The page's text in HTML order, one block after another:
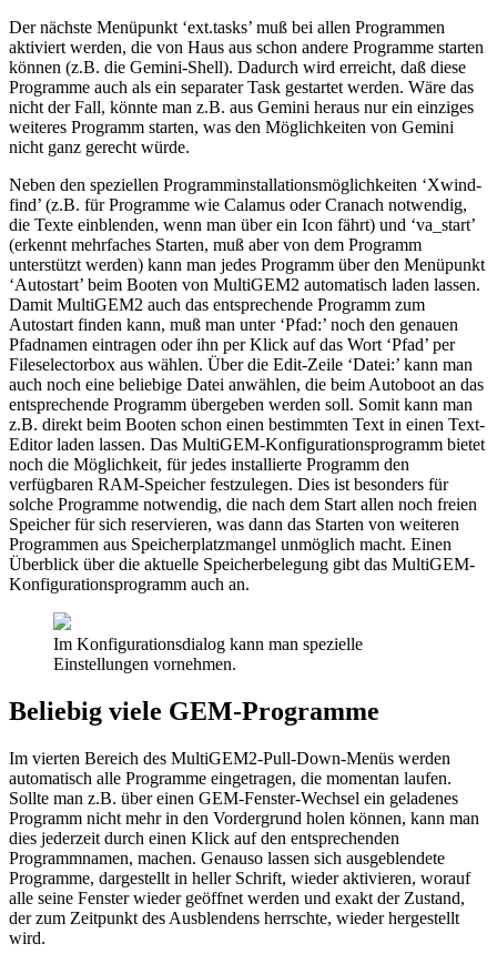
Der nächste Menüpunkt ‘ext.tasks’ muß bei allen Programmen
aktiviert werden, die von Haus aus schon andere Programme starten
können (z.B. die Gemini-Shell). Dadurch wird erreicht, daß diese
Programme auch als ein separater Task gestartet werden. Wäre das
nicht der Fall, könnte man z.B. aus Gemini heraus nur ein einziges
weiteres Programm starten, was den Möglichkeiten von Gemini
nicht ganz gerecht würde.
Neben den speziellen Programminstallationsmöglichkeiten ‘Xwind-
find’ (z.B. für Programme wie Calamus oder Cranach notwendig,
die Texte einblenden, wenn man über ein Icon fährt) und ‘va_start’
(erkennt mehrfaches Starten, muß aber von dem Programm
unterstützt werden) kann man jedes Programm über den Menüpunkt
‘Autostart’ beim Booten von MultiGEM2 automatisch laden lassen.
Damit MultiGEM2 auch das entsprechende Programm zum
Autostart finden kann, muß man unter ‘Pfad:’ noch den genauen
Pfadnamen eintragen oder ihn per Klick auf das Wort ‘Pfad’ per
Fileselectorbox aus wählen. Über die Edit-Zeile ‘Datei:’ kann man
auch noch eine beliebige Datei anwählen, die beim Autoboot an das
entsprechende Programm übergeben werden soll. Somit kann man
z.B. direkt beim Booten schon einen bestimmten Text in einen Text-
Editor laden lassen. Das MultiGEM-Konfigurationsprogramm bietet
noch die Möglichkeit, für jedes installierte Programm den
verfügbaren RAM-Speicher festzulegen. Dies ist besonders für
solche Programme notwendig, die nach dem Start allen noch freien
Speicher für sich reservieren, was dann das Starten von weiteren
Programmen aus Speicherplatzmangel unmöglich macht. Einen
Überblick über die aktuelle Speicherbelegung gibt das MultiGEM-
Konfigurationsprogramm auch an.
Im Konfigurationsdialog kann man spezielle
Einstellungen vornehmen.
Beliebig viele GEM-Programme
Im vierten Bereich des MultiGEM2-Pull-Down-Menüs werden
automatisch alle Programme eingetragen, die momentan laufen.
Sollte man z.B. über einen GEM-Fenster-Wechsel ein geladenes
Programm nicht mehr in den Vordergrund holen können, kann man
dies jederzeit durch einen Klick auf den entsprechenden
Programmnamen, machen. Genauso lassen sich ausgeblendete
Programme, dargestellt in heller Schrift, wieder aktivieren, worauf
alle seine Fenster wieder geöffnet werden und exakt der Zustand,
der zum Zeitpunkt des Ausblendens herrschte, wieder hergestellt
wird.